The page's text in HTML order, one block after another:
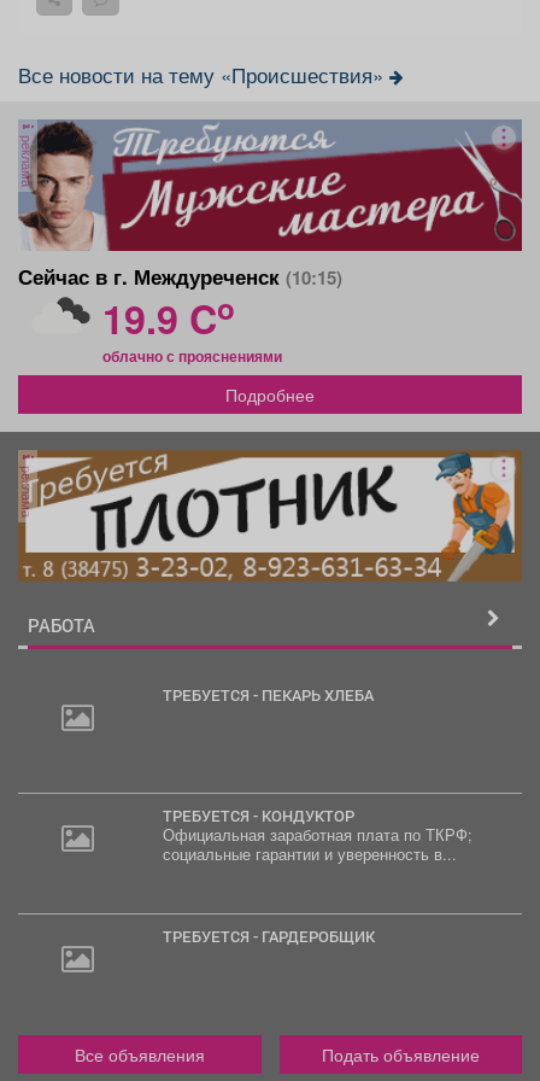
Все новости на тему «Происшествия»
реклама
Сейчас в г. Междуреченск (10:15)
19.9 Co
облачно с прояснениями
Подробнее
реклама
РАБОТА
ТРЕБУЕТСЯ - ПЕКАРЬ ХЛЕБА
ТРЕБУЕТСЯ - КОНДУКТОР
Официальная заработная плата по ТКРФ;
социальные гарантии и уверенность в...
ТРЕБУЕТСЯ - ГАРДЕРОБЩИК
Все объявления Подать объявление